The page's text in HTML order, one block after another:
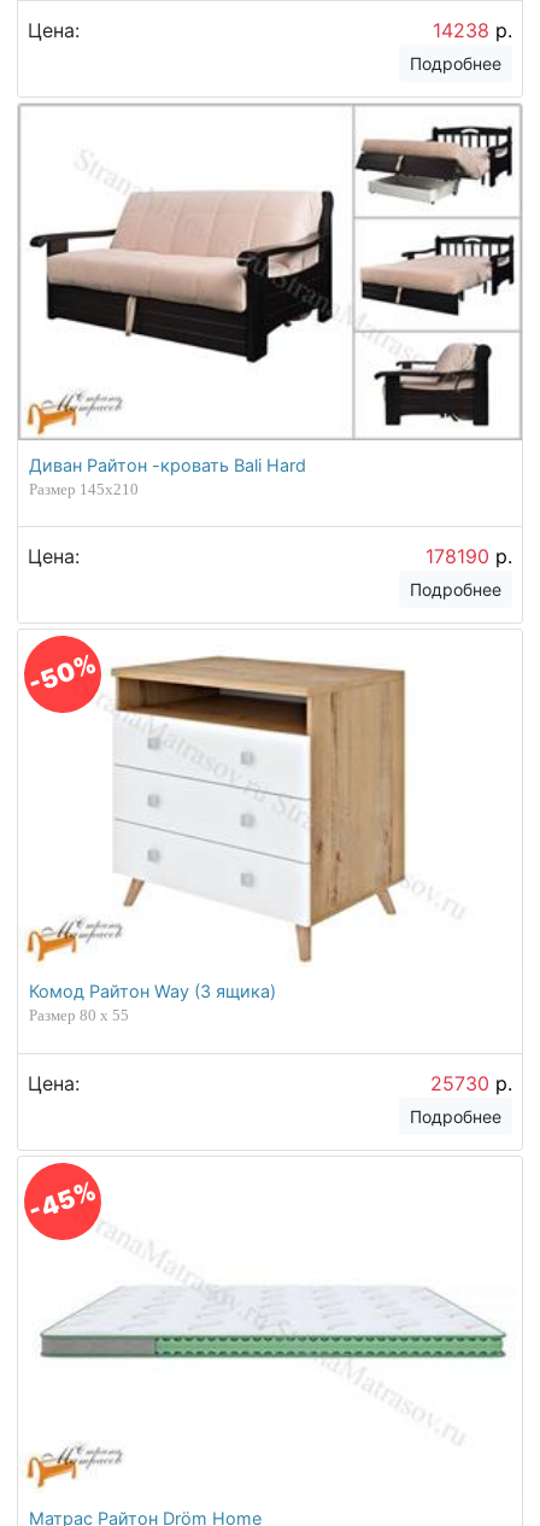
Цена: 14238 р.
Подробнее
Диван Райтон -кровать Bali Hard
Размер 145х210
Цена: 178190 р.
Подробнее
-50%
Комод Райтон Way (3 ящика)
Размер 80 x 55
Цена: 25730 р.
Подробнее
-45%
Матрас Райтон Dröm Home